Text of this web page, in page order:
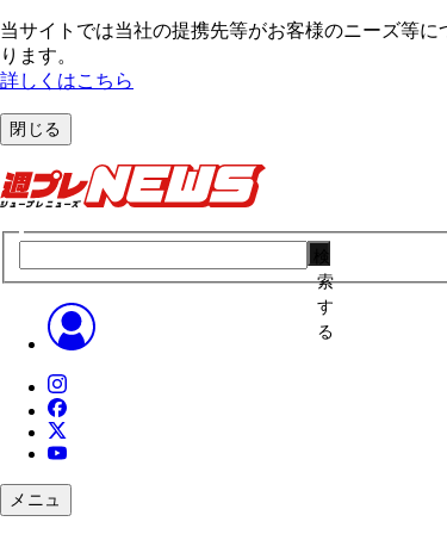
当サイトでは当社の提携先等がお客様のニーズ等
ります。
詳しくはこちら
閉じる
索
す
る
メニュ